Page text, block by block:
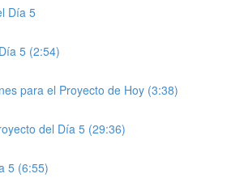
Día 5
5 (2:54)
para el Proyecto de Hoy (3:38)
del Día 5 (29:36)
5 (6:55)